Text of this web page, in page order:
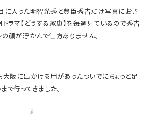
に入った明智光秀と豊臣秀吉だけ写真におさ
ドラマ【どうする家康】を毎週見ているので秀吉
顔が浮かんで仕方ありません。
大阪に出かける用があったついでにちょっと足
で行ってきました。